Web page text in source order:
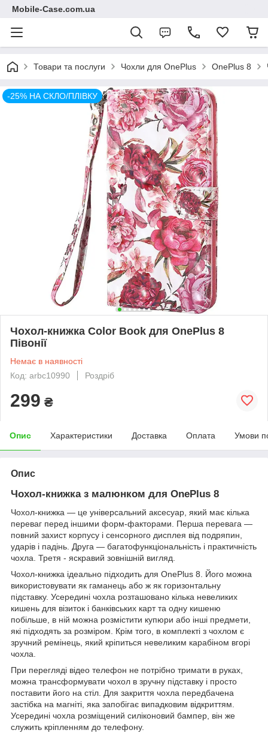
Mobile-Case.com.ua
Товари та послуги Чохли для OnePlus OnePlus 8
-25% НА СКЛО/ПЛІВКУ
Чохол-книжка Color Book для OnePlus 8
Півонії
Немає в наявності
Код: arbc10990
Роздріб
299 ₴
Опис Характеристики Доставка Оплата Умови
Опис
Чохол-книжка з малюнком для OnePlus 8
Чохол-книжка ― це універсальний аксесуар, який має кілька
переваг перед іншими форм-факторами. Перша перевага ―
повний захист корпусу і сенсорного дисплея від подряпин,
ударів і падінь. Друга ― багатофункціональність і практичність
чохла. Третя - яскравий зовнішній вигляд.
Чохол-книжка ідеально підходить для OnePlus 8. Його можна
використовувати як гаманець або ж як горизонтальну
підставку. Усередині чохла розташовано кілька невеликих
кишень для візиток і банківських карт та одну кишеню
побільше, в ній можна розмістити купюри або інші предмети,
які підходять за розміром. Крім того, в комплекті з чохлом є
зручний ремінець, який кріпиться невеликим карабіном вгорі
чохла.
При перегляді відео телефон не потрібно тримати в руках,
можна трансформувати чохол в зручну підставку і просто
поставити його на стіл. Для закриття чохла передбачена
застібка на магніті, яка запобігає випадковим відкриттям.
Усередині чохла розміщений силіконовий бампер, він же
служить кріпленням до телефону.